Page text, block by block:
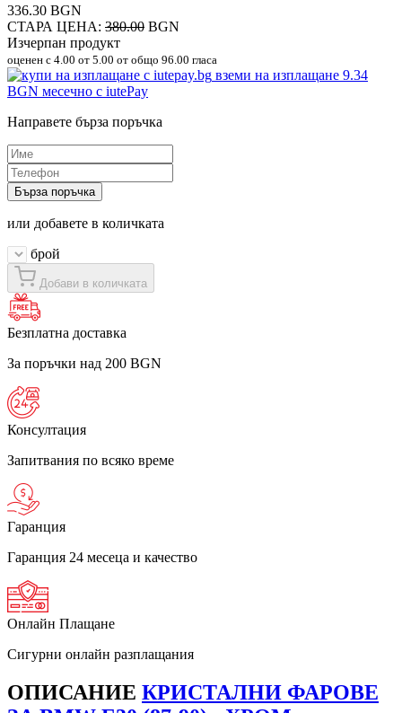
336.30 BGN
СТАРА ЦЕНА: 380.00 BGN
Изчерпан продукт
оценен с 4.00 от 5.00 от общо 96.00 гласа
вземи на изплащане 9.34
BGN месечно с iutePay
Направете бърза поръчка
Бърза поръчка
или добавете в количката
брой
Добави в количката
Безплатна доставка
За поръчки над 200 BGN
Консултация
Запитвания по всяко време
Гаранция
Гаранция 24 месеца и качество
Онлайн Плащане
Сигурни онлайн разплащания
ОПИСАНИЕ КРИСТАЛНИ ФАРОВЕ